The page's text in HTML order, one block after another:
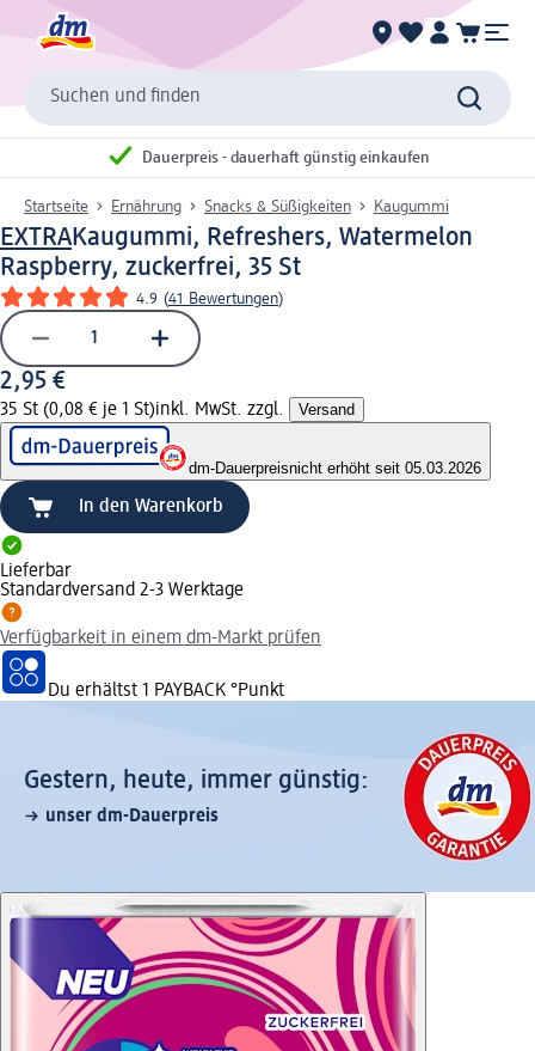
Suchen und finden
Dauerpreis - dauerhaft günstig einkaufen
Startseite Ernährung Snacks & Süßigkeiten Kaugummi
EXTRAKaugummi, Refreshers, Watermelon
Raspberry, zuckerfrei, 35 St
4.9 (41 Bewertungen)
2,95 €
35 St (0,08 € je 1 St)inkl. MwSt. zzgl. Versand
dm-Dauerpreisnicht erhöht seit 05.03.2026
In den Warenkorb
Lieferbar
Standardversand 2-3 Werktage
Verfügbarkeit in einem dm-Markt prüfen
Du erhältst 1 PAYBACK °Punkt
Gestern, heute, immer günstig:
unser dm-Dauerpreis